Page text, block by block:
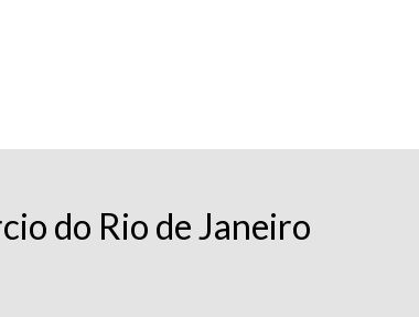
do Rio de Janeiro